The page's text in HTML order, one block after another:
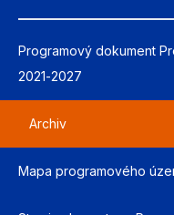
Programový dokument
2021-2027
Archiv
Mapa programového